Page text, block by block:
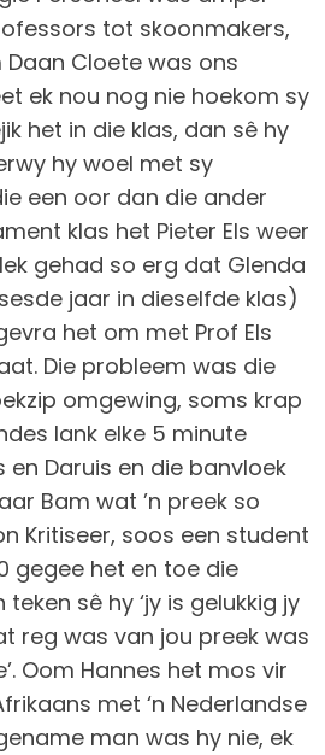
tot skoonmakers,
Daan Cloete was ons
ek nou nog nie hoekom sy
het in die klas, dan sê hy
hy woel met sy
een oor dan die ander
klas het Pieter Els weer
gehad so erg dat Glenda
jaar in dieselfde klas)
het om met Prof Els
Die probleem was die
omgewing, soms krap
lank elke 5 minute
en Daruis en die banvloek
Bam wat ’n preek so
Kritiseer, soos een student
gegee het en toe die
sê hy ‘jy is gelukkig jy
reg was van jou preek was
Oom Hannes het mos vir
met ‘n Nederlandse
man was hy nie, ek